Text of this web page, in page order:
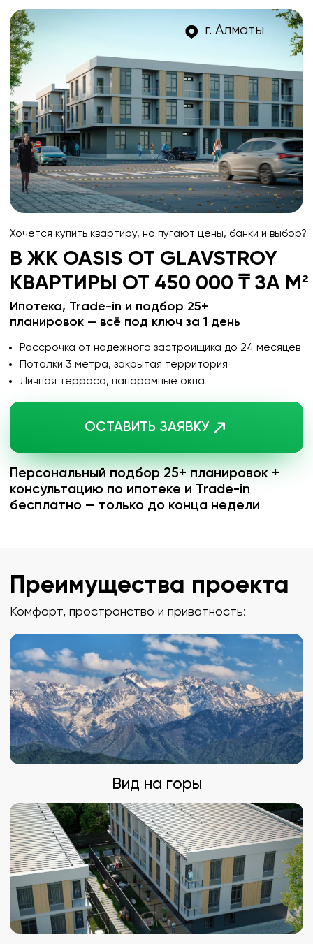
В ЖК OASIS ОТ GLAVSTROY
КВАРТИРЫ ОТ 450 000 ₸ ЗА М²
Потолки 3 метра, закрытая территория
ОСТАВИТЬ ЗАЯВКУ
ОСТАВИТЬ ЗАЯВКУ
консультацию по ипотеке и Trade-in
бесплатно — только до конца недели
планировок — всё под ключ за 1 день
Хочется купить квартиру, но пугают цены, банки и выбор?
Преимущества проекта
Тихий закрытый двор
Потолки 3 м + панорамные окна
Всего 62 квартиры — минимум соседей